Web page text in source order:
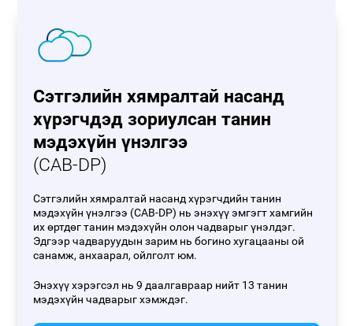
Сэтгэлийн хямралтай насанд
хүрэгчдэд зориулсан танин
мэдэхүйн үнэлгээ
(CAB-DP)
Сэтгэлийн хямралтай насанд хүрэгчдийн танин
мэдэхүйн үнэлгээ (CAB-DP) нь энэхүү эмгэгт хамгийн
их өртдөг танин мэдэхүйн олон чадварыг үнэлдэг.
Эдгээр чадваруудын зарим нь богино хугацааны ой
санамж, анхаарал, ойлголт юм.
Энэхүү хэрэгсэл нь 9 даалгавраар нийт 13 танин
мэдэхүйн чадварыг хэмждэг.